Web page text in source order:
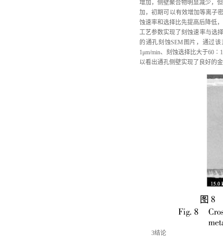
增加，侧壁聚合物明显减少，
加，初期可以有效增加等离子
蚀速率和选择比先提高后降低
工艺参数实现了刻蚀速率与选
的通孔刻蚀SEM图片，通过
1μm/min、刻蚀选择比大于
以看出通孔侧壁实现了良好的
3结论